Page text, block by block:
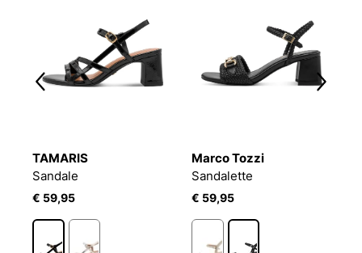
TAMARIS
Sandale
€ 59,95
Marco Tozzi
Sandalette
€ 59,95